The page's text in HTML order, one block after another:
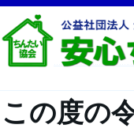
この度の